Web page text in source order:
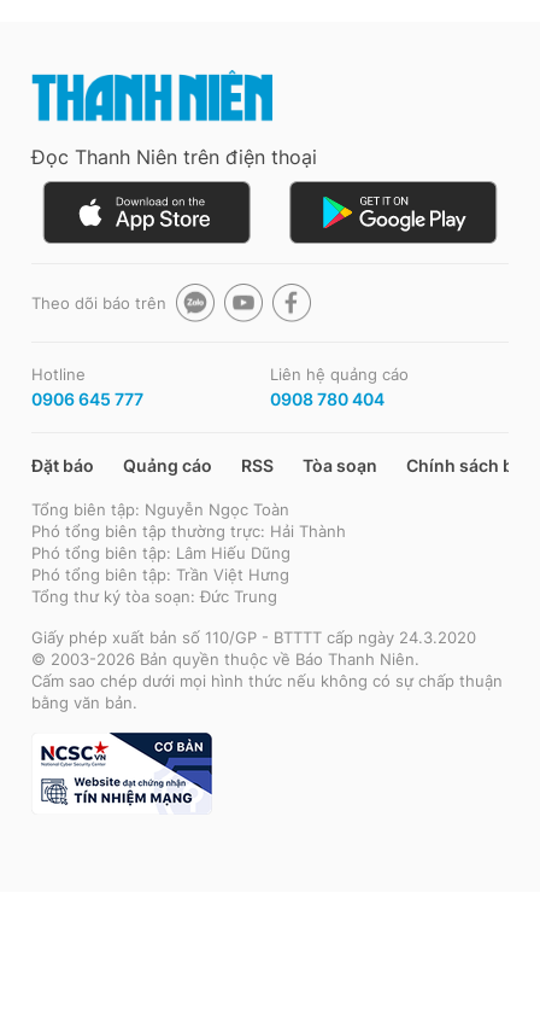
Đọc Thanh Niên trên điện thoại
Theo dõi báo trên
Hotline
0906 645 777
Liên hệ quảng cáo
0908 780 404
Đặt báo Quảng cáo RSS Tòa soạn Chính sách bảo
Tổng biên tập: Nguyễn Ngọc Toàn
Phó tổng biên tập thường trực: Hải Thành
Phó tổng biên tập: Lâm Hiếu Dũng
Phó tổng biên tập: Trần Việt Hưng
Tổng thư ký tòa soạn: Đức Trung
Giấy phép xuất bản số 110/GP - BTTTT cấp ngày 24.3.2020
© 2003-2026 Bản quyền thuộc về Báo Thanh Niên.
Cấm sao chép dưới mọi hình thức nếu không có sự chấp thuận
bằng văn bản.